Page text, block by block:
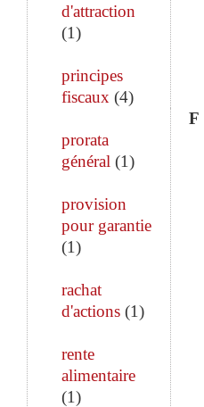
d'attraction
(1)
principes
fiscaux (4)
prorata
général (1)
provision
pour garantie
(1)
rachat
d'actions (1)
rente
alimentaire
(1)
F